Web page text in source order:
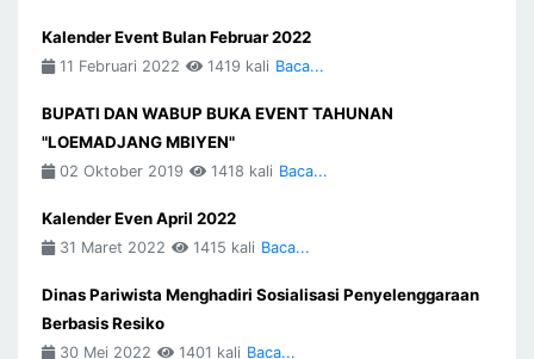
Kalender Event Bulan Februar 2022
11 Februari 2022 1419 kali Baca...
BUPATI DAN WABUP BUKA EVENT TAHUNAN
"LOEMADJANG MBIYEN"
02 Oktober 2019 1418 kali Baca...
Kalender Even April 2022
31 Maret 2022 1415 kali Baca...
Dinas Pariwista Menghadiri Sosialisasi Penyelenggaraan
Berbasis Resiko
30 Mei 2022 1401 kali Baca...